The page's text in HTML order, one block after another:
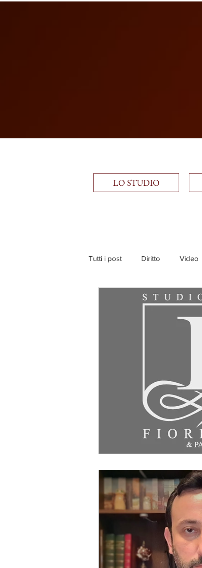
Tutti i post Diritto Video
LO STUDIO